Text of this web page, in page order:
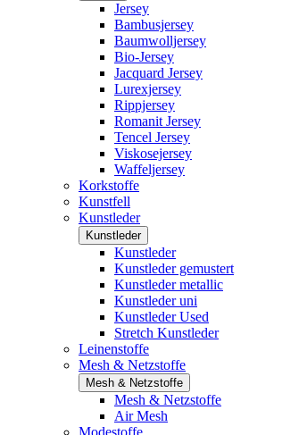
Jersey
Bambusjersey
Baumwolljersey
Bio-Jersey
Jacquard Jersey
Lurexjersey
Rippjersey
Romanit Jersey
Tencel Jersey
Viskosejersey
Waffeljersey
Korkstoffe
Kunstfell
Kunstleder
Kunstleder
Kunstleder
Kunstleder gemustert
Kunstleder metallic
Kunstleder uni
Kunstleder Used
Stretch Kunstleder
Leinenstoffe
Mesh & Netzstoffe
Mesh & Netzstoffe
Mesh & Netzstoffe
Air Mesh
Modestoffe